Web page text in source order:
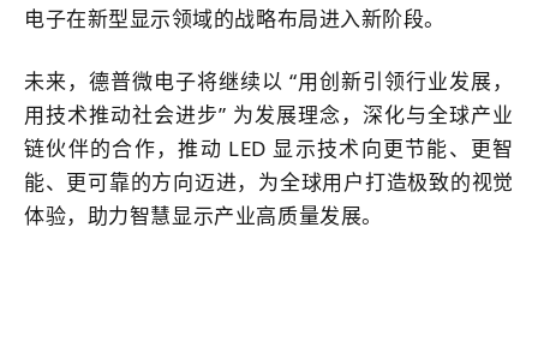
电子在新型显示领域的战略布局进入新阶段。
未来，德普微电子将继续以 “用创新引领行业发展，
用技术推动社会进步” 为发展理念，深化与全球产业
链伙伴的合作，推动 LED 显示技术向更节能、更智
能、更可靠的方向迈进，为全球用户打造极致的视觉
体验，助力智慧显示产业高质量发展。